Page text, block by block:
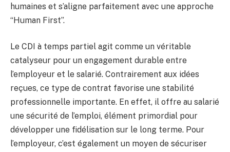
humaines et s’aligne parfaitement avec une approche
“Human First”.
Le CDI à temps partiel agit comme un véritable
catalyseur pour un engagement durable entre
l’employeur et le salarié. Contrairement aux idées
reçues, ce type de contrat favorise une stabilité
professionnelle importante. En effet, il offre au salarié
une sécurité de l’emploi, élément primordial pour
développer une fidélisation sur le long terme. Pour
l’employeur, c’est également un moyen de sécuriser